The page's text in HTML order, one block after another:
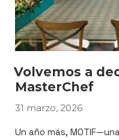
Volvemos a
MasterChef
PUBLICADO
31 marzo, 2026
Un año más,